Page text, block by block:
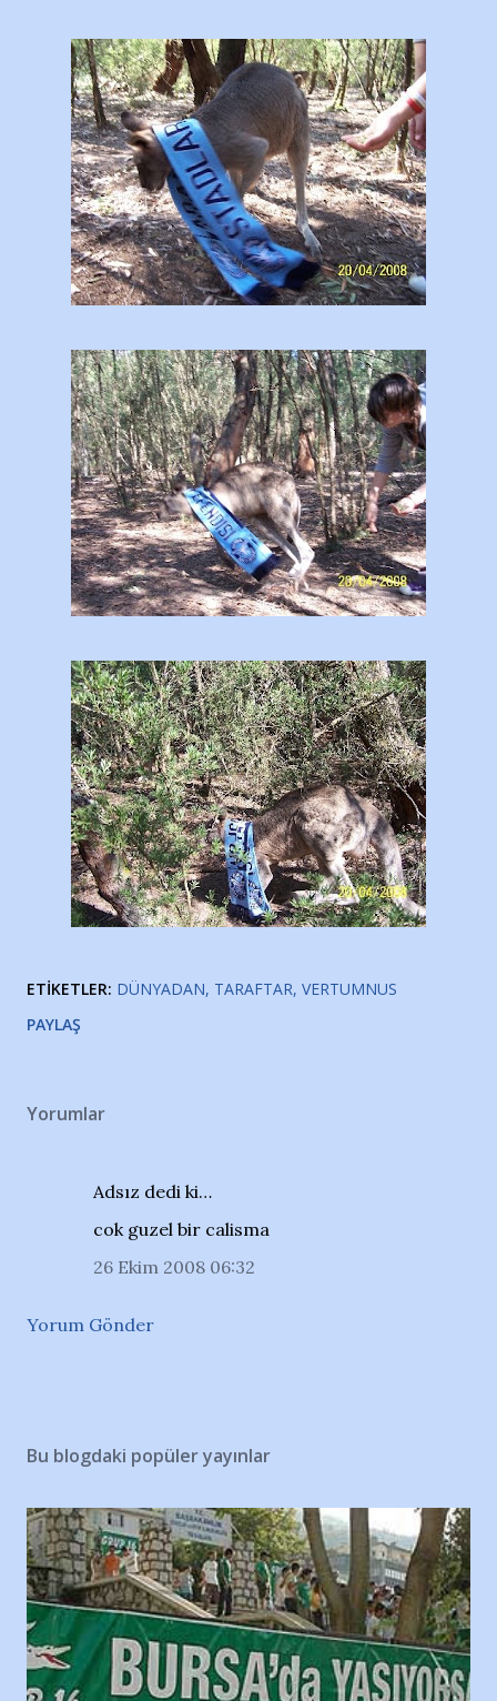
ETIKETLER: DÜNYADAN TARAFTAR VERTUMNUS
PAYLAŞ
Yorumlar
Adsız dedi ki…
cok guzel bir calisma
26 Ekim 2008 06:32
Yorum Gönder
Bu blogdaki popüler yayınlar